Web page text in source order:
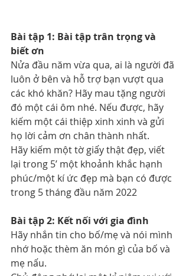
Bài tập 1: Bài tập trân trọng và
biết ơn
Nửa đầu năm vừa qua, ai là người đã
luôn ở bên và hỗ trợ bạn vượt qua
các khó khăn? Hãy mau tặng người
đó một cái ôm nhé. Nếu được, hãy
kiếm một cái thiệp xinh xinh và gửi
họ lời cảm ơn chân thành nhất.
Hãy kiếm một tờ giấy thật đẹp, viết
lại trong 5’ một khoảnh khắc hạnh
phúc/một kí ức đẹp mà bạn có được
trong 5 tháng đầu năm 2022
Bài tập 2: Kết nối với gia đình
Hãy nhắn tin cho bố/mẹ và nói mình
nhớ hoặc thèm ăn món gì của bố và
mẹ nấu.